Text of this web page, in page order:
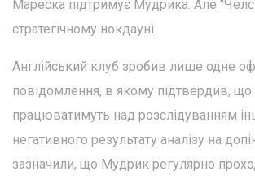
Мареска підтримує Мудрика. Але
стратегічному нокдауні
Англійський клуб зробив лише одне
повідомлення, в якому підтвердив, що
працюватимуть над розслідуванням
негативного результату аналізу на
зазначили, що Мудрик регулярно